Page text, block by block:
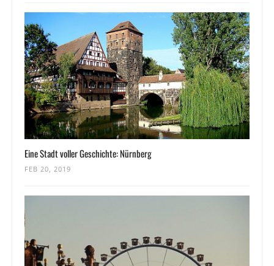
Eine Stadt voller Geschichte: Nürnberg
FEB 20, 2019